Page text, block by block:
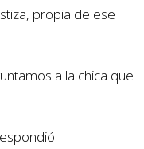
propia de ese
a la chica que